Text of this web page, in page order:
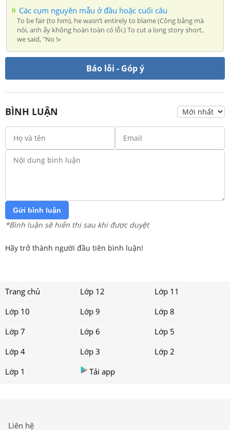
Các cụm nguyên mẫu ở đầu hoặc cuối câu
To be fair (to him), he wasn’t entirely to blame (Công bằng mà
nói, anh ấy không hoàn toàn có lỗi.) To cut a long story short,
we said, "No !»
Báo lỗi - Góp ý
BÌNH LUẬN
Gửi bình luận
*Bình luận sẽ hiển thị sau khi được duyệt
Hãy trở thành người đầu tiên bình luận!
Trang chủ Lớp 12
Lớp 11
Lớp 10
Lớp 9
Lớp 8
Lớp 7
Lớp 6
Lớp 5
Lớp 4
Lớp 3
Lớp 2
Lớp 1
Tải app
Liên hệ